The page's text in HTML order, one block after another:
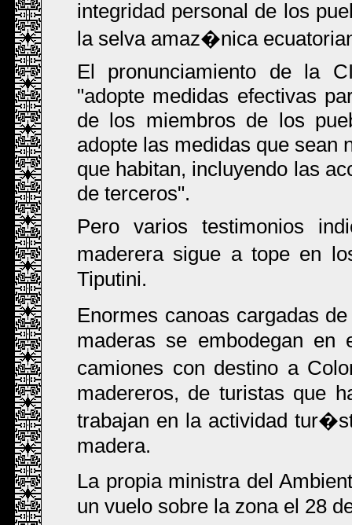
integridad personal de los
la selva amaz�nica
El pronunciamiento de la
"adopte medidas efectivas
de los miembros de los
adopte las medidas que sean
que habitan, incluyendo las
de terceros".
Pero varios testimonios
maderera sigue a tope en
Tiputini.
Enormes canoas cargadas
maderas se embodegan
camiones con destino a
madereros, de turistas que
trabajan en la actividad
madera.
La propia ministra del
un vuelo sobre la zona el 28